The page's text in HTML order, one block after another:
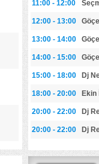
11:00 - 12:00
12:00 - 13:00
13:00 - 14:00
14:00 - 15:00
15:00 - 18:00 Dj
18:00 - 20:00 Ekin
20:00 - 22:00 Dj
20:00 - 22:00 Dj